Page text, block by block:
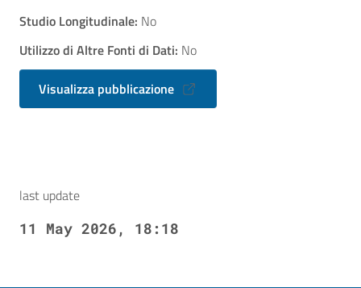
Studio Longitudinale: No
Utilizzo di Altre Fonti di Dati: No
Visualizza pubblicazione
last update
11 May 2026, 18:18